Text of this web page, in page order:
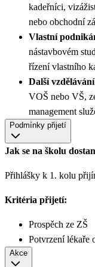
kadeřníci,
nebo obchodní
Vlastní
nástavbovém
řízení vlastního
Další
VOŠ nebo VŠ,
management
Podmínky přijetí
Jak se na školu
Přihlášky k 1. kolu
Kritéria přijetí:
Prospěch ze ZŠ
Potvrzení lékaře
Akce